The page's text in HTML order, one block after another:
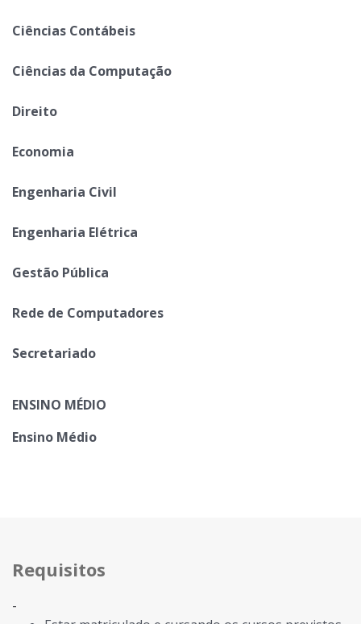
Ciências Contábeis
Ciências da Computação
Direito
Economia
Engenharia Civil
Engenharia Elétrica
Gestão Pública
Rede de Computadores
Secretariado
ENSINO MÉDIO
Ensino Médio
Requisitos
-